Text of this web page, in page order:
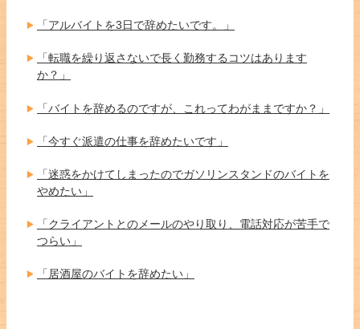
「アルバイトを3日で辞めたいです。」
「転職を繰り返さないで長く勤務するコツはあります
か？」
「バイトを辞めるのですが、これってわがままですか？」
「今すぐ派遣の仕事を辞めたいです」
「迷惑をかけてしまったのでガソリンスタンドのバイトを
やめたい」
「クライアントとのメールのやり取り、電話対応が苦手で
つらい」
「居酒屋のバイトを辞めたい」